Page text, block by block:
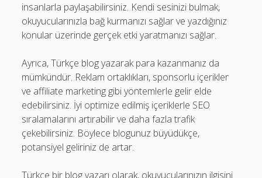
insanlarla paylaşabilirsiniz. Kendi sesinizi bulmak,
okuyucularınızla bağ kurmanızı sağlar ve yazdığınız
konular üzerinde gerçek etki yaratmanızı sağlar.
Ayrıca, Türkçe blog yazarak para kazanmanız da
mümkündür. Reklam ortaklıkları, sponsorlu içerikler
ve affiliate marketing gibi yöntemlerle gelir elde
edebilirsiniz. İyi optimize edilmiş içeriklerle SEO
sıralamalarını artırabilir ve daha fazla trafik
çekebilirsiniz. Böylece blogunuz büyüdükçe,
potansiyel geliriniz de artar.
Türkçe bir blog yazarı olarak, okuyucularınızın ilgisini